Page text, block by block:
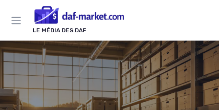
LE MÉDIA DES DAF
Panneau de gestion des cookies